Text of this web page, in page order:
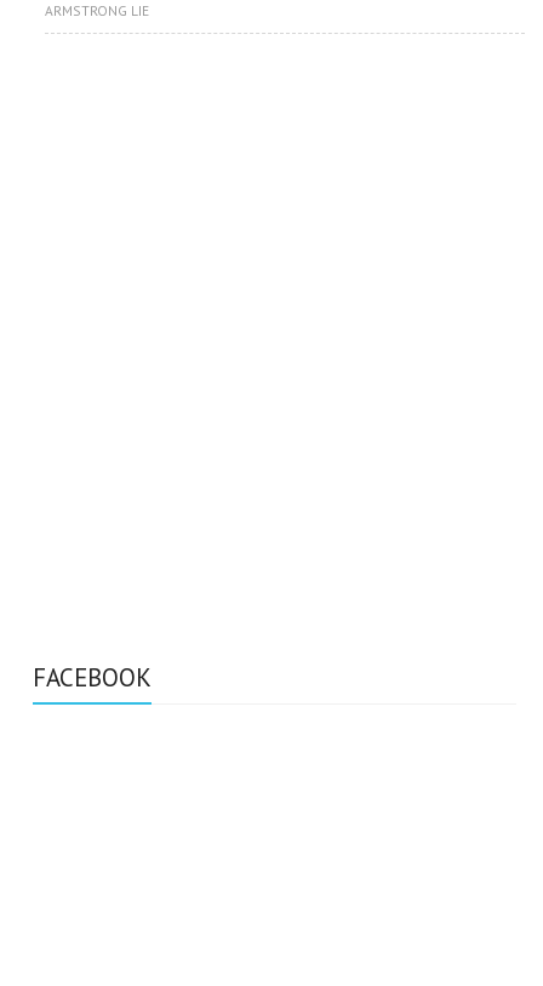
ARMSTRONG LIE
FACEBOOK